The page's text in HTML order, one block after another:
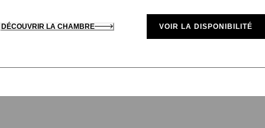
DÉCOUVRIR LA CHAMBRE VOIR LA DISPONIBILITÉ